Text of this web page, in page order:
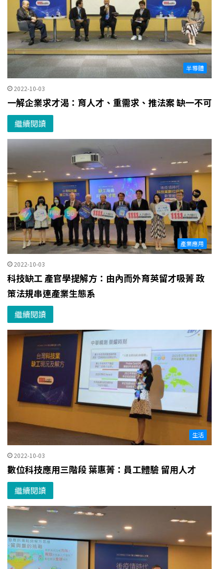
半導體
2022-10-03
一解企業求才渴：育人才、重需求、推法案 缺一不可
繼續閱讀
產業應用
2022-10-03
科技缺工 產官學提解方：由內而外育英留才吸菁 政
策法規串連產業生態系
繼續閱讀
生活
2022-10-03
數位科技應用三階段 葉惠菁：員工體驗 留用人才
繼續閱讀